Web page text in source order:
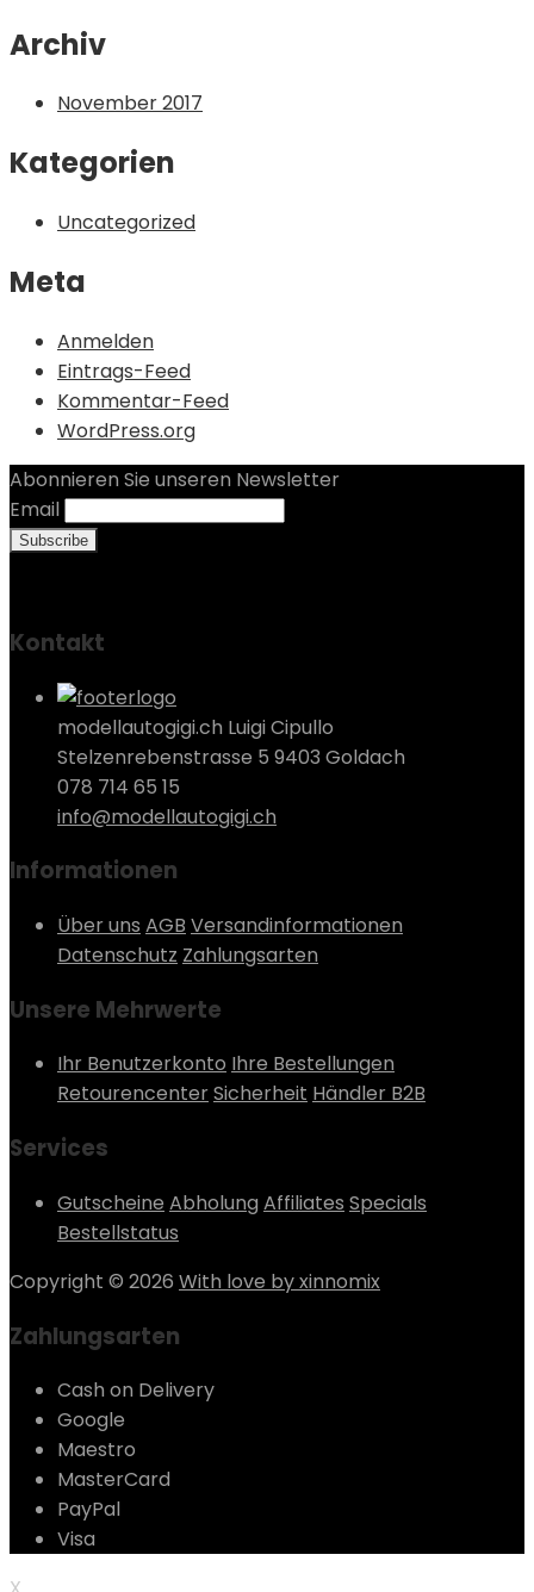
Archiv
November 2017
Kategorien
Uncategorized
Meta
Anmelden
Eintrags-Feed
Kommentar-Feed
WordPress.org
Abonnieren Sie unseren Newsletter
Email
Kontakt
modellautogigi.ch Luigi Cipullo
Stelzenrebenstrasse 5 9403 Goldach
078 714 65 15
info@modellautogigi.ch
Informationen
Über uns AGB Versandinformationen
Datenschutz Zahlungsarten
Unsere Mehrwerte
Ihr Benutzerkonto Ihre Bestellungen
RetourencenterSicherheit Händler B2B
Services
Gutscheine Abholung Affiliates Specials
Bestellstatus
Copyright © 2026 With love by xinnomix
Zahlungsarten
Cash on Delivery
Google
Maestro
MasterCard
PayPal
Visa